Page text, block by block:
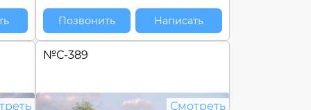
Позвонить Написать
№С-389
Смотреть